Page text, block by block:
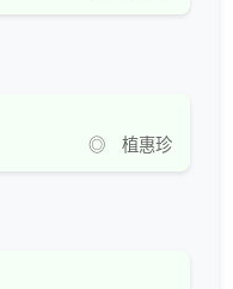
◎ 植惠珍